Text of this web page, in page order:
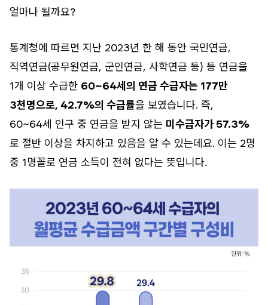
얼마나 될까요?
통계청에 따르면 지난 2023년 한 해 동안 국민연금,
직역연금(공무원연금, 군인연금, 사학연금 등) 등 연금을
1개 이상 수급한 60~64세의 연금 수급자는 177만
3천명으로, 42.7%의 수급률을 보였습니다. 즉,
60~64세 인구 중 연금을 받지 않는 미수급자가 57.3%
로 절반 이상을 차지하고 있음을 알 수 있는데요. 이는 2명
중 1명꼴로 연금 소득이 전혀 없다는 뜻입니다.